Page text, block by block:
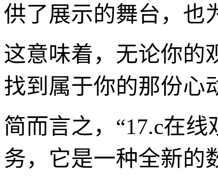
供了展示的舞台，也
这意味着，无论你的
找到属于你的那份心
简而言之，“17.c在
务，它是一种全新的